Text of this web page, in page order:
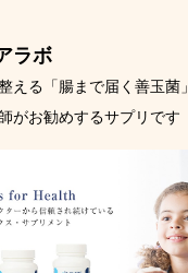
ラボ
える「腸まで届く善玉菌」
がお勧めするサプリです